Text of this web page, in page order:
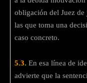
obligación del Juez
las que toma una
caso concreto.
5.3. En esa línea de
advierte que la